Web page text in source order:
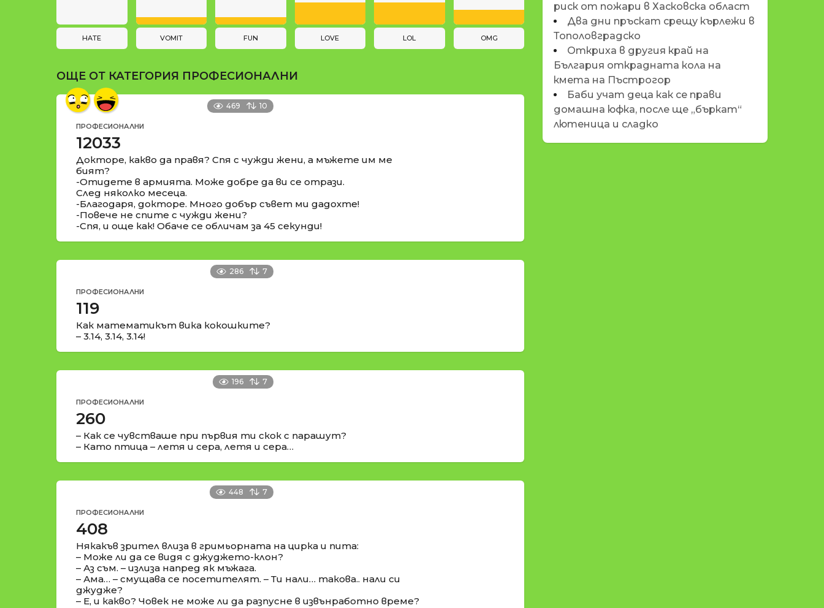
t
i
n
HATE VOMIT FUN LOVE LOL OMG
ОЩЕ ОТ КАТЕГОРИЯ ПРОФЕСИОНАЛНИ
469 10
ПРОФЕСИОНАЛНИ
12033
Докторе, какво да правя? Спя с чужди жени, а мъжете им ме
бият?
-Отидете в армията. Може добре да ви се отрази.
След няколко месеца.
-Благодаря, докторе. Много добър съвет ми дадохте!
-Повече не спите с чужди жени?
-Спя, и още как! Обаче се обличам за 45 секунди!
286 7
ПРОФЕСИОНАЛНИ
119
Как математикът вика кокошките?
– 3.14, 3.14, 3.14!
196 7
ПРОФЕСИОНАЛНИ
260
– Как се чувстваше при първия ти скок с парашут?
– Като птица – летя и сера, летя и сера…
448 7
ПРОФЕСИОНАЛНИ
408
Някакъв зрител влиза в гримьорната на цирка и пита:
– Може ли да се видя с джуджето-клон?
– Аз съм. – излиза напред як мъжага.
– Ама… – смущава се посетителят. – Ти нали… такова.. нали си
джудже?
– Е, и какво? Човек не може ли да разпусне в извънработно време?
риск от пожари в Хасковска област
Два дни пръскат срещу кърлежи в
Тополовградско
Откриха в другия край на
България открадната кола на
кмета на Пъстрогор
Баби учат деца как се прави
домашна юфка, после ще „бъркат“
лютеница и сладко